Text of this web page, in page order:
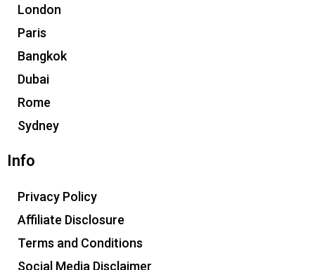
London
Paris
Bangkok
Dubai
Rome
Sydney
Info
Privacy Policy
Affiliate Disclosure
Terms and Conditions
Social Media Disclaimer